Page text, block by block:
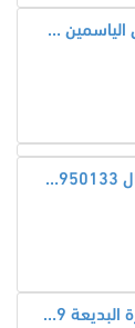
راعي شراء اثاث مستعمل حي الياسمين 0539880905
شراء اثاث مستعمل حي الرمال 0510950133
شراء اثاث مستعمل حي ظهرة البديعة 0534669109